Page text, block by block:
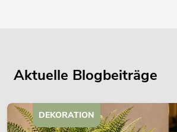
Aktuelle Blogbeiträge
DEKORATION